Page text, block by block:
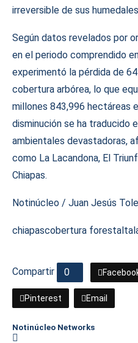
irreversible de sus
Según datos revelados por
en el periodo comprendido
experimentó la pérdida de
cobertura arbórea, lo que
millones 843,996 hectáreas
disminución se ha traducido
ambientales devastadoras,
como La Lacandona, El
Chiapas.
Notinúcleo / Juan Jesús
chiapascobertura forestal
Compartir 0
Pinterest Email
Notinúcleo Networks